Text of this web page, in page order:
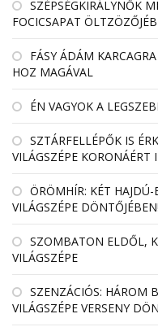
SZÉPSÉGKIRÁLYNŐK
FOCICSAPAT
FÁSY ÁDÁM
HOZ MAGÁVAL
ÉN VAGYOK A
SZTÁRFELLÉPŐK IS
VILÁGSZÉPE KORONÁÉRT
ÖRÖMHÍR: KÉT
VILÁGSZÉPE DÖNTŐJÉBEN!
SZOMBATON ELDŐL,
VILÁGSZÉPE
SZENZÁCIÓS: HÁROM
VILÁGSZÉPE VERSENY